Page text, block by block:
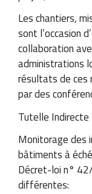
Les chantiers,
sont l’occasion
collaboration
administrations
résultats de ces
par des
Tutelle Indirecte
Monitorage des
bâtiments à
Décret-loi n°
différentes: